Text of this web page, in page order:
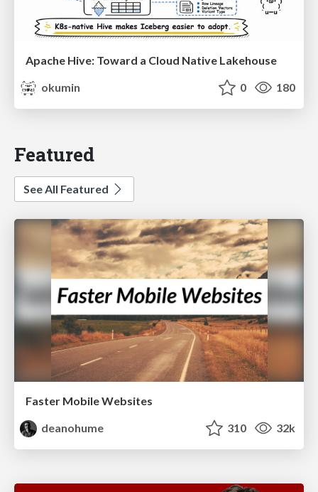
Apache Hive: Toward a Cloud Native Lakehouse
okumin
0 180
Featured
See All Featured
Faster Mobile Websites
deanohume
310 32k